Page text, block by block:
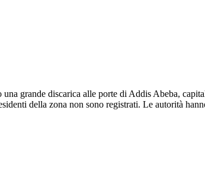
grande discarica alle porte di Addis Abeba,
della zona non sono registrati. Le autorità